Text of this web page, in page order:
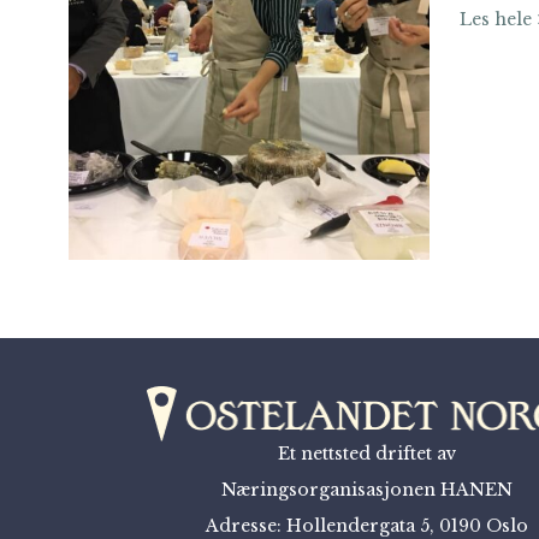
Les hele
Et nettsted driftet av
Næringsorganisasjonen HANEN
Adresse: Hollendergata 5, 0190 Oslo